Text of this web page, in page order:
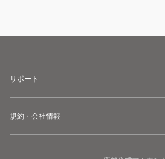
サポート
規約・会社情報